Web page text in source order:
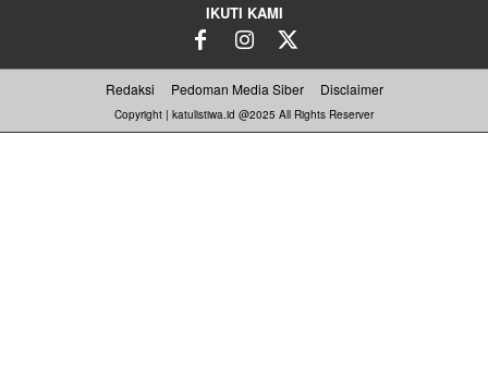
IKUTI KAMI
Redaksi Pedoman Media Siber Disclaimer
Copyright | katulistiwa.id @2025 All Rights Reserver